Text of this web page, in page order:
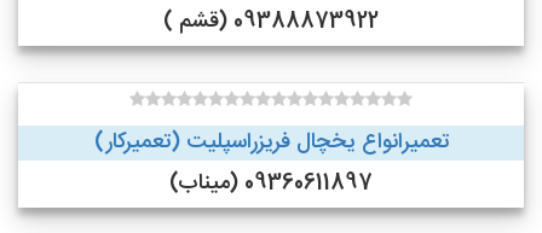
09388873922 (قشم )
تعمیرانواع یخچال فریزراسپلیت (تعمیرکار)
09360611897 (میناب)